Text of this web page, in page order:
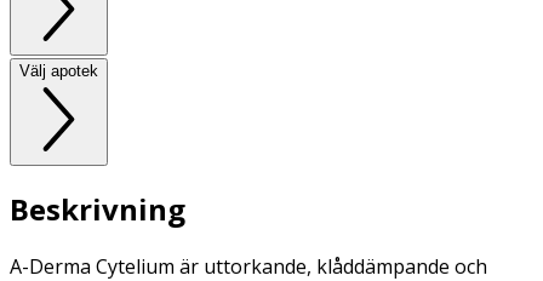
Välj apotek
Beskrivning
A-Derma Cytelium är uttorkande, klåddämpande och